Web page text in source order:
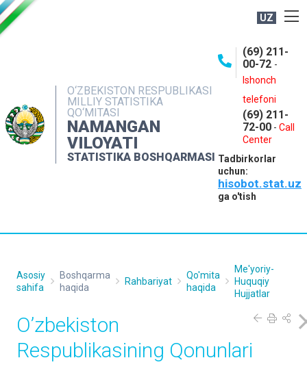
UZ
O‘ZBEKISTON RESPUBLIKASI
MILLIY STATISTIKA
QO‘MITASI
NAMANGAN
VILOYATI
STATISTIKA BOSHQARMASI
(69) 211-
00-72 -
Ishonch
telefoni
(69) 211-
72-00 - Call
Center
Tadbirkorlar
uchun:
hisobot.stat.uz
ga o'tish
NASHRLAR
INTERAKTIV XIZMATLAR
MATBUOT XIZMATI
MUROJAATLAR
Asosiy
sahifa
Boshqarma
haqida
Rahbariyat
Qo'mita
haqida
Me'yoriy-
Huquqiy
Hujjatlar
O’zbekiston
Respublikasining Qonunlari